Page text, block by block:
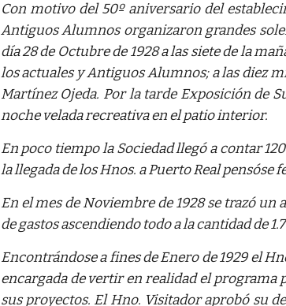
Con motivo del 50º aniversario del
Antiguos Alumnos organizaron grandes
día 28 de Octubre de 1928 a las siete de la
los actuales y Antiguos Alumnos; a las diez
Martínez Ojeda. Por la tarde Exposición de
noche velada recreativa en el patio interior.
En poco tiempo la Sociedad llegó a contar
la llegada de los Hnos. a Puerto Real
En el mes de Noviembre de 1928 se trazó
de gastos ascendiendo todo a la cantidad de
Encontrándose a fines de Enero de 1929 el
encargada de vertir en realidad el
sus proyectos. El Hno. Visitador aprobó su